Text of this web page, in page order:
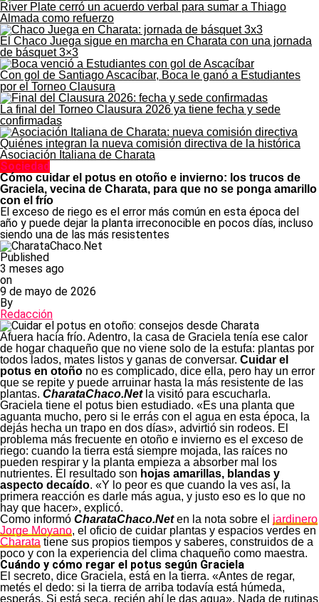
River Plate cerró un acuerdo verbal para sumar a Thiago
Almada como refuerzo
El Chaco Juega sigue en marcha en Charata con una jornada
de básquet 3×3
Con gol de Santiago Ascacíbar, Boca le ganó a Estudiantes
por el Torneo Clausura
La final del Torneo Clausura 2026 ya tiene fecha y sede
confirmadas
Quiénes integran la nueva comisión directiva de la histórica
Asociación Italiana de Charata
Sociedad
Cómo cuidar el potus en otoño e invierno: los trucos de
Graciela, vecina de Charata, para que no se ponga amarillo
con el frío
El exceso de riego es el error más común en esta época del
año y puede dejar la planta irreconocible en pocos días, incluso
siendo una de las más resistentes
Published
3 meses ago
on
9 de mayo de 2026
By
Redacción
Afuera hacía frío. Adentro, la casa de Graciela tenía ese calor
de hogar chaqueño que no viene solo de la estufa: plantas por
todos lados, mates listos y ganas de conversar. Cuidar el
potus en otoño no es complicado, dice ella, pero hay un error
que se repite y puede arruinar hasta la más resistente de las
plantas. CharataChaco.Netla visitó para escucharla.
Graciela tiene el potus bien estudiado. «Es una planta que
aguanta mucho, pero si le errás con el agua en esta época, la
dejás hecha un trapo en dos días», advirtió sin rodeos. El
problema más frecuente en otoño e invierno es el exceso de
riego: cuando la tierra está siempre mojada, las raíces no
pueden respirar y la planta empieza a absorber mal los
nutrientes. El resultado son hojas amarillas, blandas y
aspecto decaído. «Y lo peor es que cuando la ves así, la
primera reacción es darle más agua, y justo eso es lo que no
hay que hacer», explicó.
Como informó CharataChaco.Neten la nota sobre el jardinero
Jorge Moyano, el oficio de cuidar plantas y espacios verdes en
Charata tiene sus propios tiempos y saberes, construidos de a
poco y con la experiencia del clima chaqueño como maestra.
Cuándo y cómo regar el potus según Graciela
El secreto, dice Graciela, está en la tierra. «Antes de regar,
metés el dedo: si la tierra de arriba todavía está húmeda,
esperás. Si está seca, recién ahí le das agua». Nada de rutinas